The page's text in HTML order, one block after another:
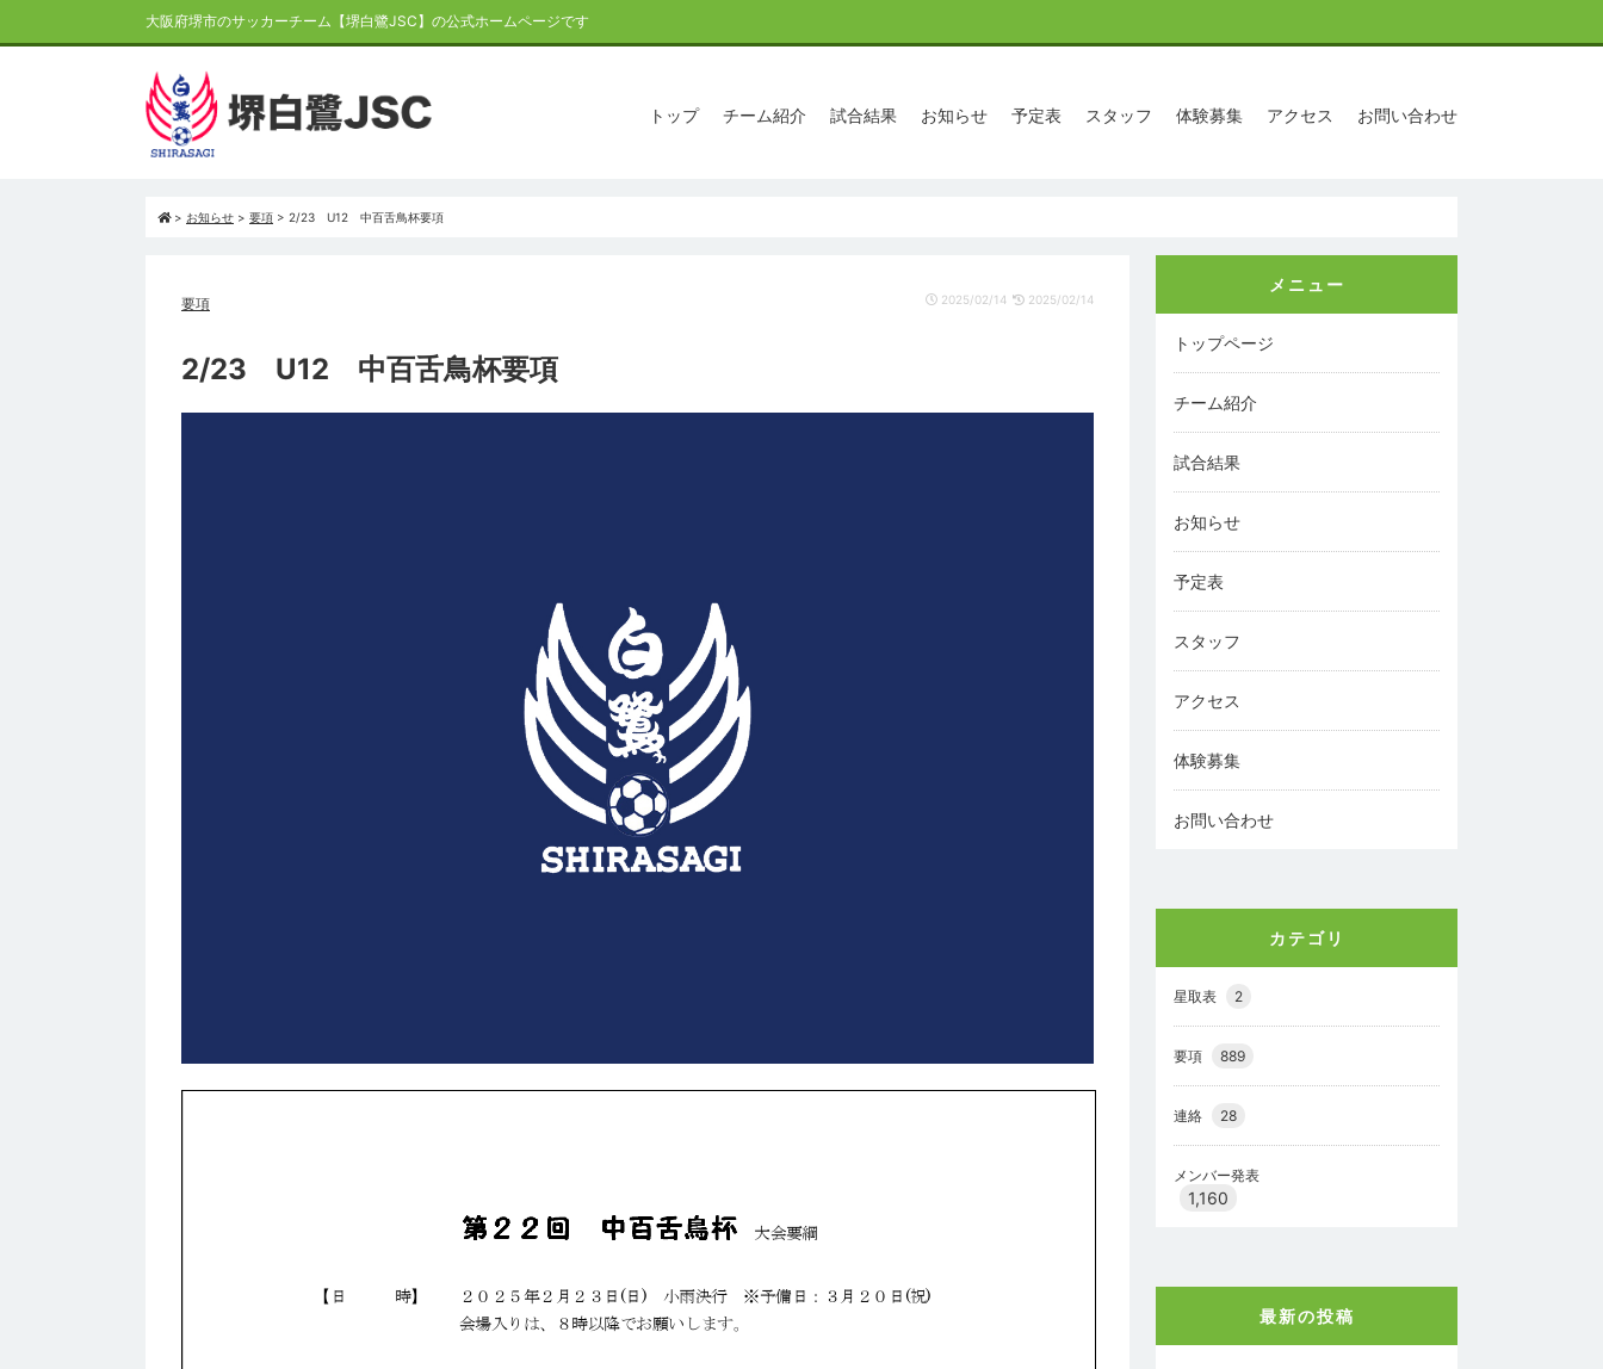
大阪府堺市のサッカーチーム【堺白鷺JSC】の公式ホームページです
トップ チーム紹介 試合結果 お知らせ 予定表 スタッフ 体験募集 アクセス お問い合わせ
> お知らせ > 要項 > 2/23 U12 中百舌鳥杯要項
要項 2025/02/14 2025/02/14
2/23 U12 中百舌鳥杯要項
メニュー
トップページ
チーム紹介
試合結果
お知らせ
予定表
スタッフ
アクセス
体験募集
お問い合わせ
カテゴリ
星取表 2
要項 889
連絡 28
メンバー発表
1,160
最新の投稿